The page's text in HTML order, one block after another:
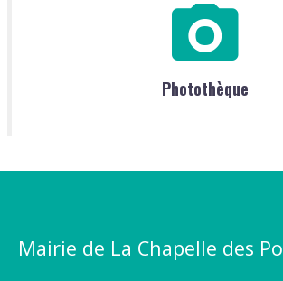
Photothèque
Mairie de La Chapelle des